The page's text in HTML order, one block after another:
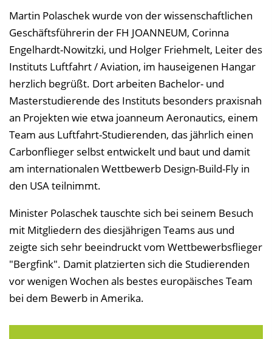
Martin Polaschek wurde von der wissenschaftlichen
Geschäftsführerin der FH JOANNEUM, Corinna
Engelhardt-Nowitzki, und Holger Friehmelt, Leiter des
Instituts Luftfahrt / Aviation, im hauseigenen Hangar
herzlich begrüßt. Dort arbeiten Bachelor- und
Masterstudierende des Instituts besonders praxisnah
an Projekten wie etwa joanneum Aeronautics, einem
Team aus Luftfahrt-Studierenden, das jährlich einen
Carbonflieger selbst entwickelt und baut und damit
am internationalen Wettbewerb Design-Build-Fly in
den USA teilnimmt.
Minister Polaschek tauschte sich bei seinem Besuch
mit Mitgliedern des diesjährigen Teams aus und
zeigte sich sehr beeindruckt vom Wettbewerbsflieger
"Bergfink". Damit platzierten sich die Studierenden
vor wenigen Wochen als bestes europäisches Team
bei dem Bewerb in Amerika.